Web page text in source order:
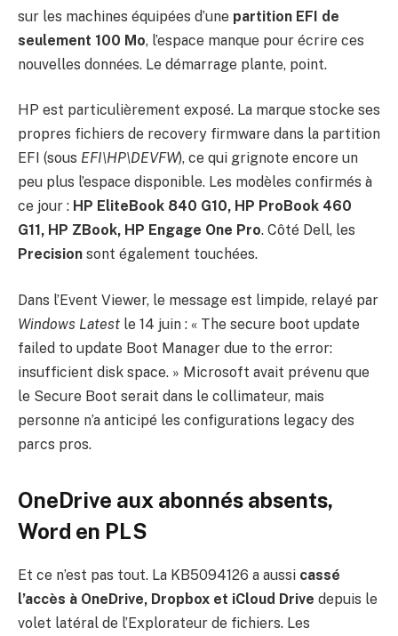
sur les machines équipées d’une partition EFI de
seulement 100 Mo, l’espace manque pour écrire ces
nouvelles données. Le démarrage plante, point.
HP est particulièrement exposé. La marque stocke ses
propres fichiers de recovery firmware dans la partition
EFI (sous EFI\HP\DEVFW), ce qui grignote encore un
peu plus l’espace disponible. Les modèles confirmés à
ce jour : HP EliteBook 840 G10, HP ProBook 460
G11, HP ZBook, HP Engage One Pro. Côté Dell, les
Precision sont également touchées.
Dans l’Event Viewer, le message est limpide, relayé par
Windows Latest le 14 juin : « The secure boot update
failed to update Boot Manager due to the error:
insufficient disk space. » Microsoft avait prévenu que
le Secure Boot serait dans le collimateur, mais
personne n’a anticipé les configurations legacy des
parcs pros.
OneDrive aux abonnés absents,
Word en PLS
Et ce n’est pas tout. La KB5094126 a aussi cassé
l’accès à OneDrive, Dropbox et iCloud Drive depuis le
volet latéral de l’Explorateur de fichiers. Les